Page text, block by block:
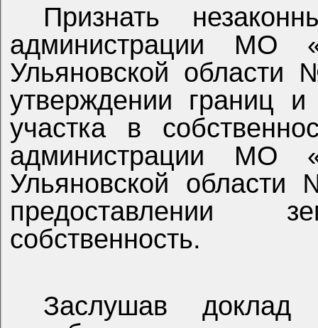
Признать
администрации МО
Ульяновской
утверждении границ и
участка в
администрации МО
Ульяновской
предоставлении
собственность.
Заслушав доклад